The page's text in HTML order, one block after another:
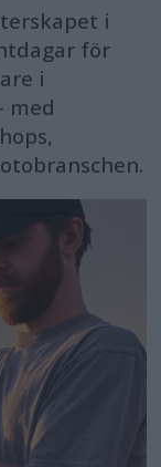
i
för
i
med